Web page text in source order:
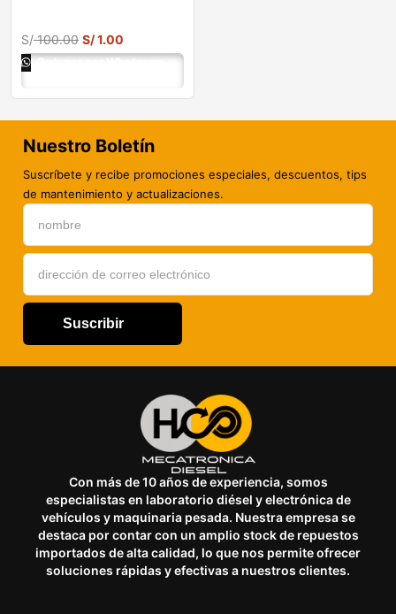
S/100.00 S/1.00
Ordenar por Whatsapp
Nuestro Boletín
Suscríbete y recibe promociones especiales, descuentos, tips
de mantenimiento y actualizaciones.
Suscribir
Con más de 10 años de experiencia, somos
especialistas en laboratorio diésel y electrónica de
vehículos y maquinaria pesada. Nuestra empresa se
destaca por contar con un amplio stock de repuestos
importados de alta calidad, lo que nos permite ofrecer
soluciones rápidas y efectivas a nuestros clientes.